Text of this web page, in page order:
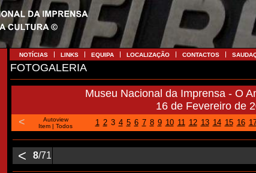
NOTÍCIAS LINKS EQUIPA LOCALIZAÇÃO CONTACTOS
FOTOGALERIA
Museu Nacional da Imprensa - O
16 de Fevereiro de
<
Autoview
Item | Todos 1 2 3 4 5 6 7 8 9 10 11 12 13 14 15 16
< 8/71